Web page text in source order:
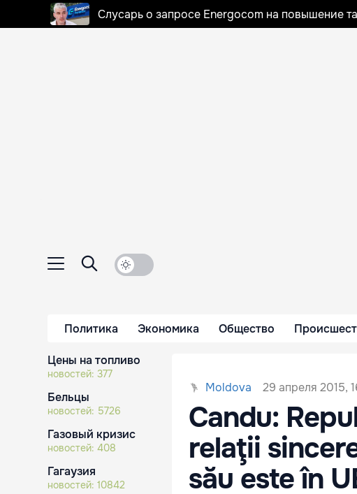
Слусарь о запросе Energocom на повышение
Политика Экономика Общество
Цены на топливо
новостей: 377
Бельцы
новостей: 5726
Газовый кризис
новостей: 408
Гагаузия
новостей: 10842
Moldova 29 апреля 2015,
Candu:
relaţii
său este în